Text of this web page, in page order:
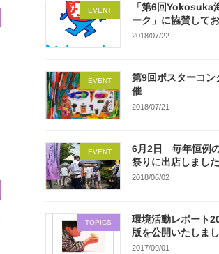
EVENT 「第6回Yokosuka
ーク」に協賛してお
2018/07/22
EVENT 第9回ポスターコン
催
2018/07/21
EVENT 6月2日 毎年恒例
祭りに出店しました
2018/06/02
TOPICS 環境活動レポート
版を公開いたしまし
2017/09/01